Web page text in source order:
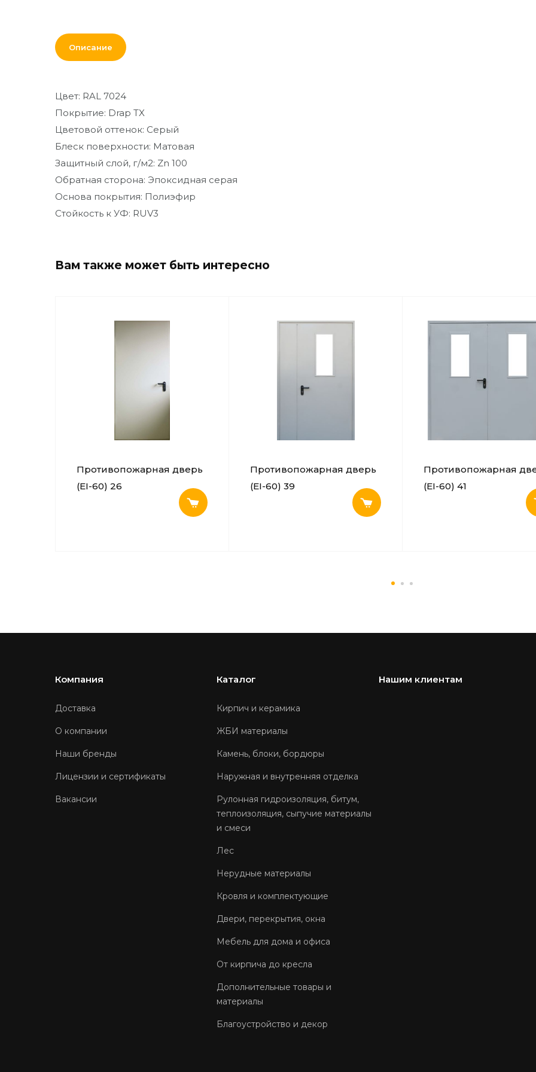
Дополнительные
товары и материалы
декор
Описание
Цвет: RAL 7024
Покрытие: Drap TX
Цветовой оттенок: Серый
Блеск поверхности: Матовая
Защитный слой, г/м2: Zn 100
Обратная сторона: Эпоксидная серая
Основа покрытия: Полиэфир
Стойкость к УФ: RUV3
Вам также может быть интересно
Противопожарная дверь
(EI-60) 26
Противопожарная дверь
(EI-60) 39
Противопожарная
(EI-60) 41
Компания
Доставка
О компании
Наши бренды
Лицензии и сертификаты
Вакансии
Каталог
Кирпич и керамика
ЖБИ материалы
Камень, блоки, бордюры
Наружная и внутренняя отделка
Рулонная гидроизоляция, битум,
теплоизоляция, сыпучие материалы
и смеси
Лес
Нерудные материалы
Кровля и комплектующие
Двери, перекрытия, окна
Мебель для дома и офиса
От кирпича до кресла
Дополнительные товары и
материалы
Благоустройство и декор
Нашим клиентам